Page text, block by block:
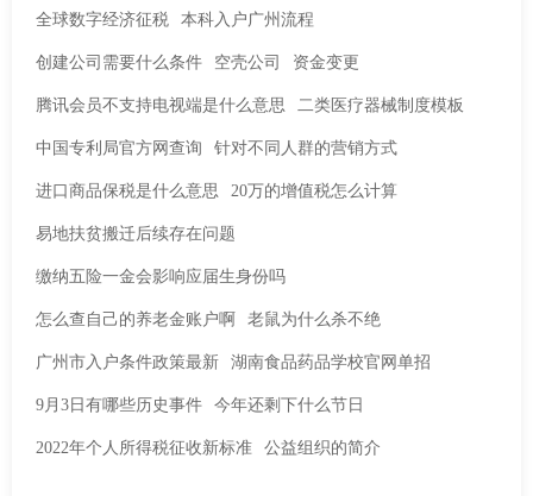
全球数字经济征税 本科入户广州流程
创建公司需要什么条件 空壳公司 资金变更
腾讯会员不支持电视端是什么意思 二类医疗器械制度模板
中国专利局官方网查询 针对不同人群的营销方式
进口商品保税是什么意思 20万的增值税怎么计算
易地扶贫搬迁后续存在问题
缴纳五险一金会影响应届生身份吗
怎么查自己的养老金账户啊 老鼠为什么杀不绝
广州市入户条件政策最新 湖南食品药品学校官网单招
9月3日有哪些历史事件 今年还剩下什么节日
2022年个人所得税征收新标准 公益组织的简介